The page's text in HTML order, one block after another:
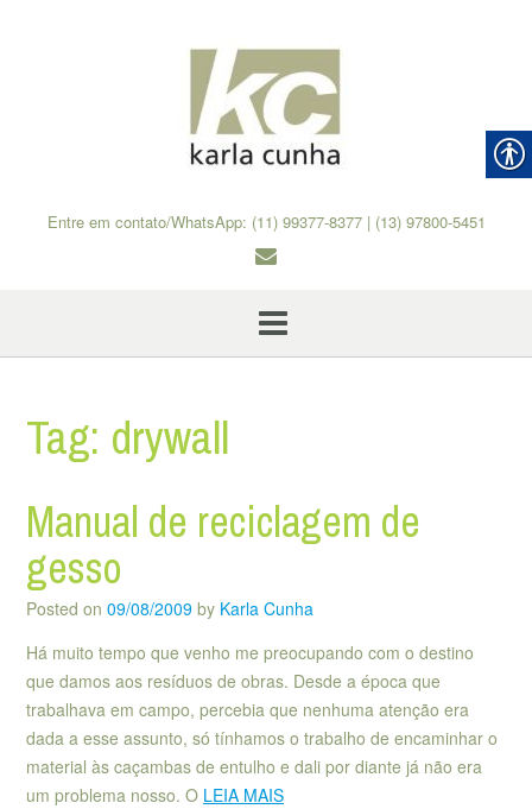
Entre em contato/WhatsApp: (11) 99377-8377 | (13) 97800-5451
Tag: drywall
Manual de reciclagem de
gesso
Posted on 09/08/2009 by Karla Cunha
Há muito tempo que venho me preocupando com o destino
que damos aos resíduos de obras. Desde a época que
trabalhava em campo, percebia que nenhuma atenção era
dada a esse assunto, só tínhamos o trabalho de encaminhar o
material às caçambas de entulho e dali por diante já não era
um problema nosso. O LEIA MAIS